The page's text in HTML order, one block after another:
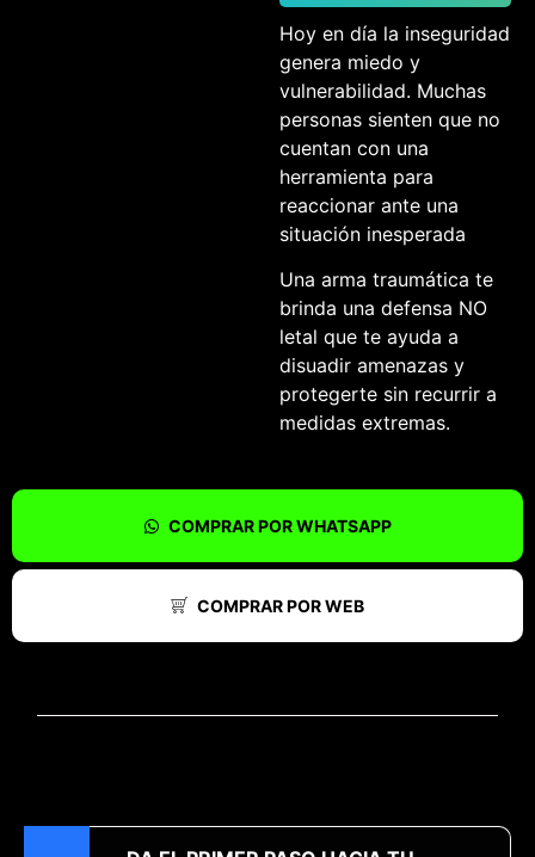
Hoy en día la inseguridad
genera miedo y
vulnerabilidad. Muchas
personas sienten que no
cuentan con una
herramienta para
reaccionar ante una
situación inesperada
Una arma traumática te
brinda una defensa NO
letal que te ayuda a
disuadir amenazas y
protegerte sin recurrir a
medidas extremas.
COMPRAR POR WHATSAPP
COMPRAR POR WEB